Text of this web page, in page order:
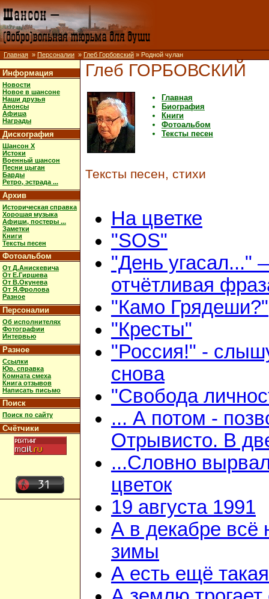
Главная » Персоналии » Глеб Горбовский » Родной чулан
Информация
Новости
Новое в шансоне
Наши друзья
Анонсы
Афиша
Награды
Дискография
Шансон X
Истоки
Военный шансон
Песни цыган
Барды
Ретро, эстрада ...
Архив
Историческая справка
Хорошая музыка
Афиши, постеры ...
Заметки
Книги
Тексты песен
Фотоальбом
От Д.Анискевича
От Е.Гиршева
От В.Окунева
От Я.Фролова
Разное
Персоналии
Об исполнителях
Фотографии
Интервью
Разное
Ссылки
Юр. справка
Комната смеха
Книга отзывов
Написать письмо
Поиск
Поиск по сайту
Счётчики
Глеб ГОРБОВСКИЙ
Главная
Биография
Книги
Фотоальбом
Тексты песен
Тексты песен, стихи
На цветке
"SOS"
"День угасал..."
отчётливая
"Камо Грядеши?"
"Кресты"
"Россия!" -
снова
"Свобода
... А потом -
Отрывисто. В
...Словно
цветок
19 августа 1991
А в декабре всё
зимы
А есть ещё